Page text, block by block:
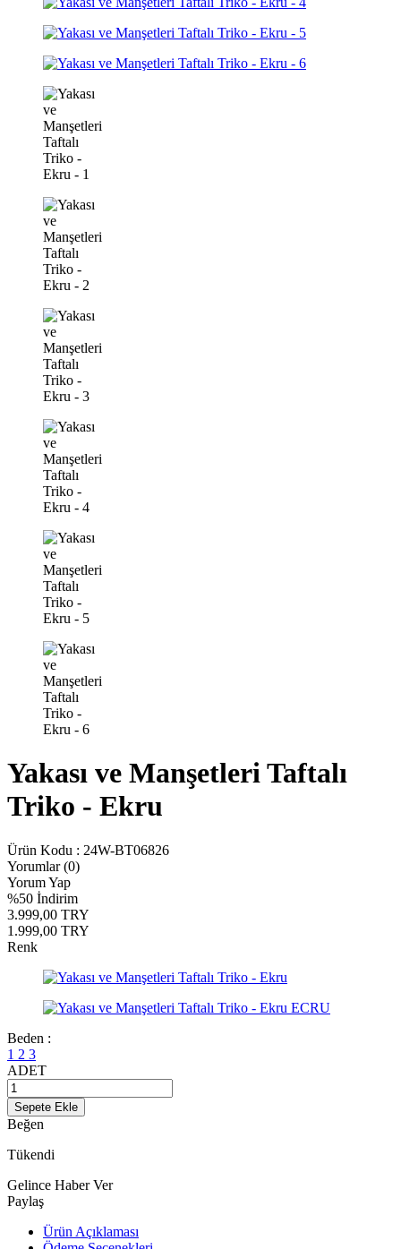
Yakası ve Manşetleri Taftalı
Triko - Ekru
Ürün Kodu : 24W-BT06826
Yorumlar (0)
Yorum Yap
%50 İndirim
3.999,00 TRY
1.999,00 TRY
Renk
Beden :
1 2 3
ADET
Sepete Ekle
Beğen
Tükendi
Gelince Haber Ver
Paylaş
Ürün Açıklaması